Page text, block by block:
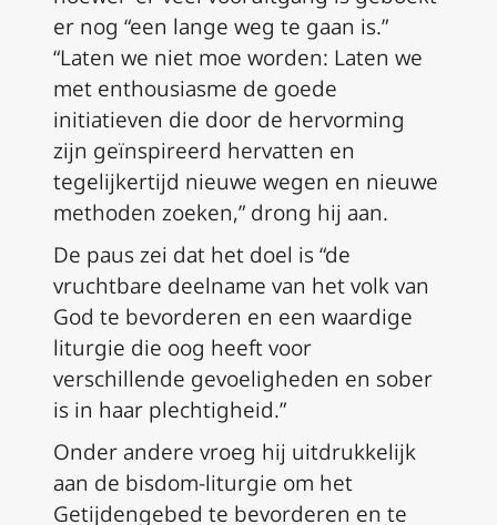
er nog “een lange weg te gaan is.”
“Laten we niet moe worden: Laten we
met enthousiasme de goede
initiatieven die door de hervorming
zijn geïnspireerd hervatten en
tegelijkertijd nieuwe wegen en nieuwe
methoden zoeken,” drong hij aan.
De paus zei dat het doel is “de
vruchtbare deelname van het volk van
God te bevorderen en een waardige
liturgie die oog heeft voor
verschillende gevoeligheden en sober
is in haar plechtigheid.”
Onder andere vroeg hij uitdrukkelijk
aan de bisdom-liturgie om het
Getijdengebed te bevorderen en te